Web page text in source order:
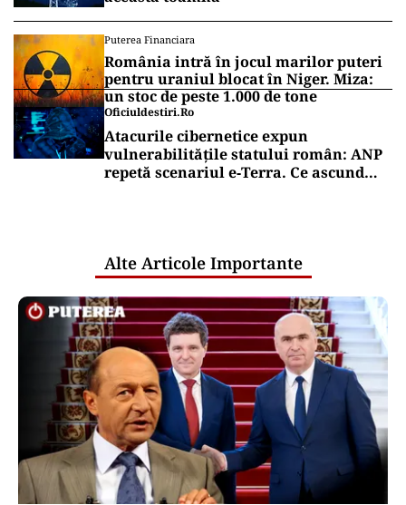
Mesajul Agenției Naționale a
Medicamentului: De ce au fost blocate
temporar la vânzare Colebil și
Panzcebil
SĂNĂTATE
Cât costă să-ți salvezi câinele sau
pisica în România
această toamnă
Puterea Financiara
România intră în jocul marilor puteri
pentru uraniul blocat în Niger. Miza:
un stoc de peste 1.000 de tone
Oficiuldestiri.ro
Atacurile cibernetice expun
vulnerabilitățile statului român: ANP
repetă scenariul e‑Terra. Ce ascund
comunicările oficiale și cine răspunde
pentru mentenanța IT a instituțiilor
publice